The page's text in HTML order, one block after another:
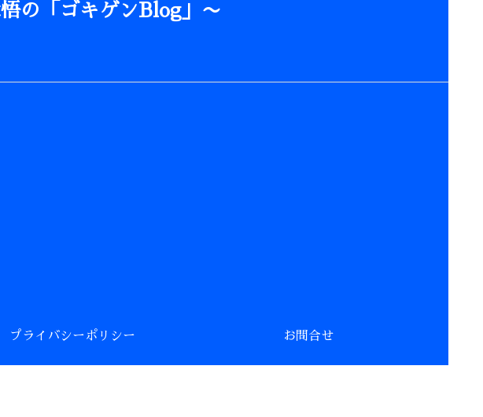
の「ゴキゲンBlog」〜
プライバシーポリシー お問合せ